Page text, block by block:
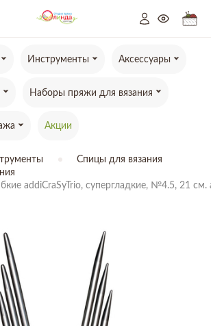
Инструменты Аксессуары
Наборы пряжи для вязания
Акции
Спицы для вязания
addiCraSyTrio, супергладкие, №4.5, 21 см.